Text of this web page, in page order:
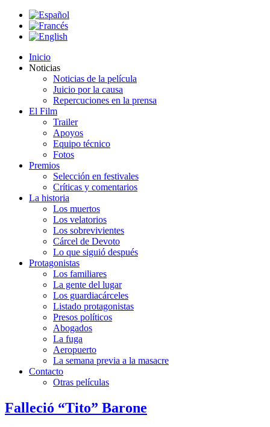
Inicio
Noticias
Noticias de la película
Juicio por la causa
Repercuciones en la prensa
El Film
Trailer
Apoyos
Equipo técnico
Fotos
Premios
Selección en festivales
Críticas y comentarios
La historia
Los muertos
Los velatorios
Los sobrevivientes
Cárcel de Devoto
Lo que siguió después
Protagonistas
Los familiares
La gente del lugar
Los guardiacárceles
Listado protagonistas
Presos políticos
Abogados
La fuga
Aeropuerto
La semana previa a la masacre
Contacto
Otras películas
Falleció “Tito” Barone